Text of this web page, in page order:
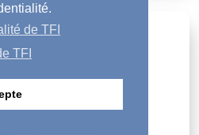
de TFI
TFI